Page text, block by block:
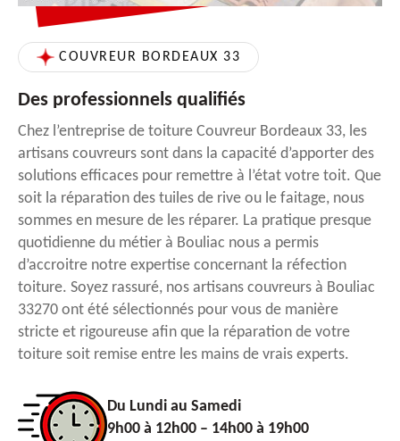
COUVREUR BORDEAUX 33
Des professionnels qualifiés
Chez l’entreprise de toiture Couvreur Bordeaux 33, les
artisans couvreurs sont dans la capacité d’apporter des
solutions efficaces pour remettre à l’état votre toit. Que
soit la réparation des tuiles de rive ou le faitage, nous
sommes en mesure de les réparer. La pratique presque
quotidienne du métier à Bouliac nous a permis
d’accroitre notre expertise concernant la réfection
toiture. Soyez rassuré, nos artisans couvreurs à Bouliac
33270 ont été sélectionnés pour vous de manière
stricte et rigoureuse afin que la réparation de votre
toiture soit remise entre les mains de vrais experts.
Du Lundi au Samedi
9h00 à 12h00 – 14h00 à 19h00